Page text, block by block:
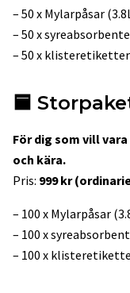
– 50 x Mylarpåsar
– 50 x
– 50 x klisteretiketter
🟦
För dig som vill
och kära.
Pris: 999 kr
– 100 x Mylarpåsar
– 100 x
– 100 x